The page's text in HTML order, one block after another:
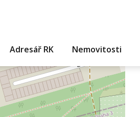
Adresář RK Nemovitosti